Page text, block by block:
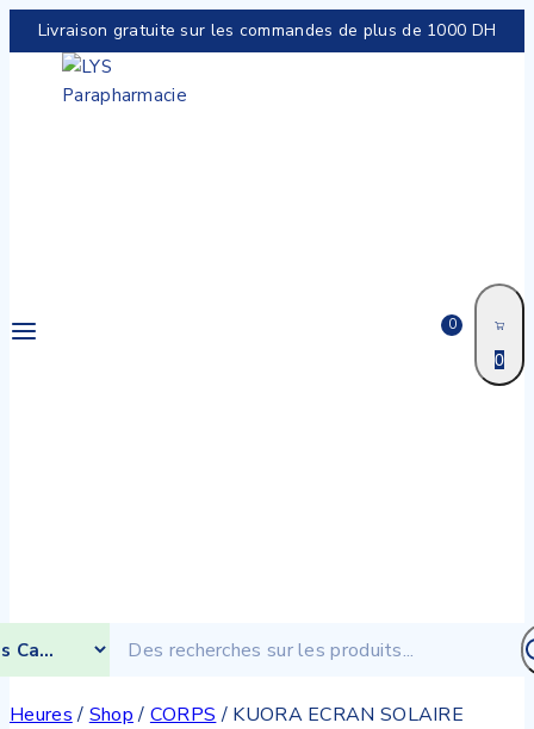
Livraison gratuite sur les commandes de plus de 1000 DH
0
0
Heures / Shop / CORPS / KUORA ECRAN SOLAIRE